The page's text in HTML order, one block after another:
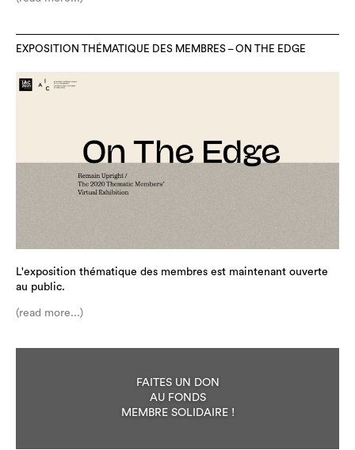
EXPOSITION THÉMATIQUE DES MEMBRES – ON THE EDGE
L'exposition thématique des membres est maintenant ouverte
au public.
(read more...)
FAITES UN DON
AU FONDS
MEMBRE SOLIDAIRE !